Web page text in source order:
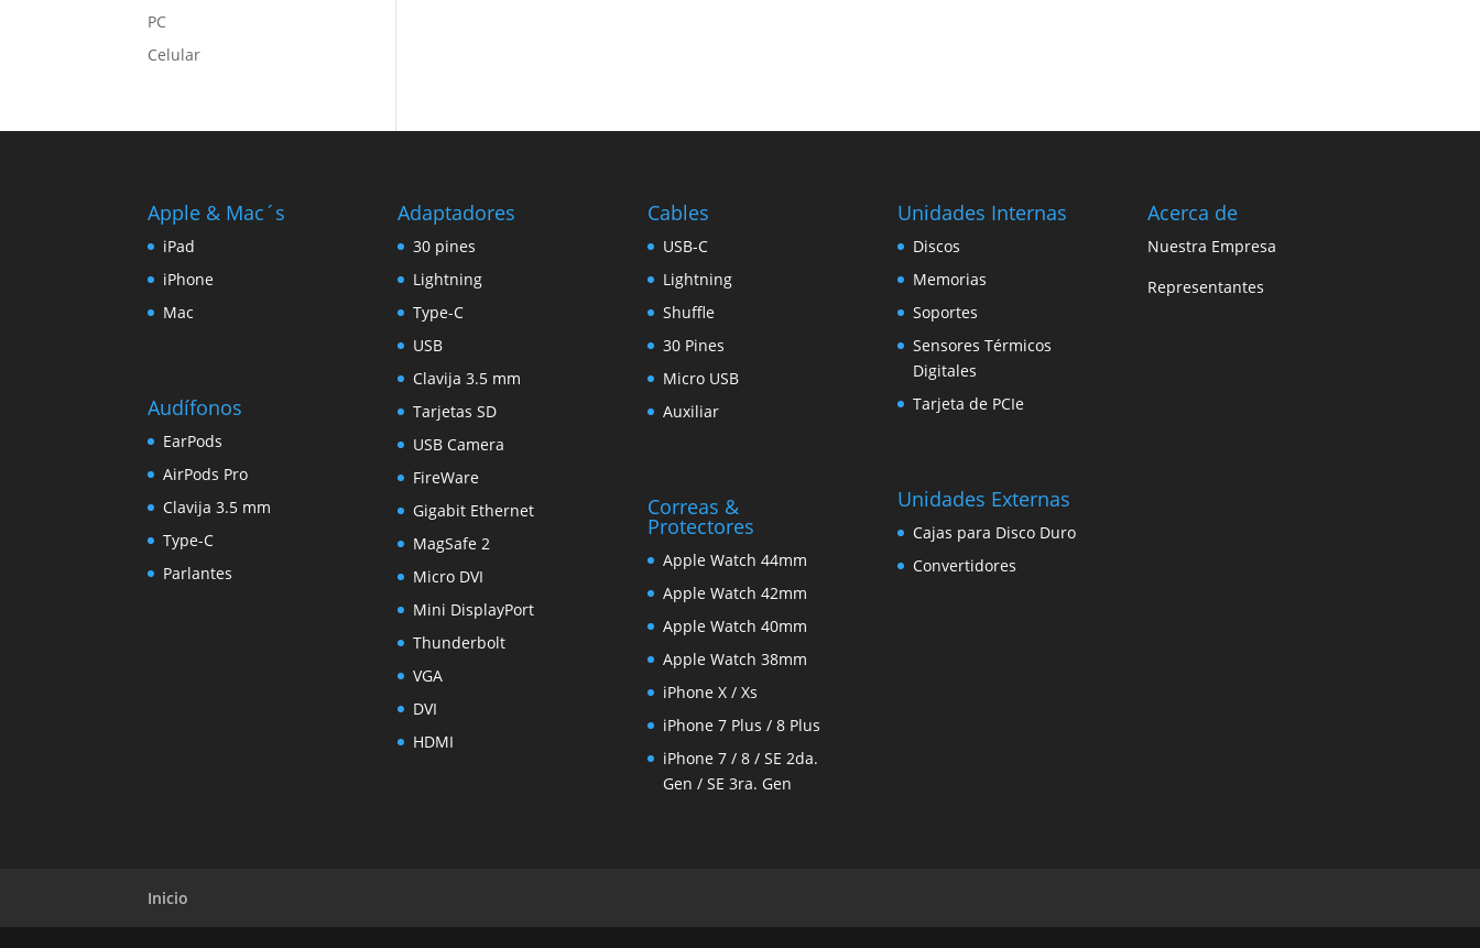
PC
Celular
Apple & Mac´s
iPad
iPhone
Mac
Audífonos
EarPods
AirPods Pro
Clavija 3.5 mm
Type-C
Parlantes
Adaptadores
30 pines
Lightning
Type-C
USB
Clavija 3.5 mm
Tarjetas SD
USB Camera
FireWare
Gigabit Ethernet
MagSafe 2
Micro DVI
Mini DisplayPort
Thunderbolt
VGA
DVI
HDMI
Cables
USB-C
Lightning
Shuffle
30 Pines
Micro USB
Auxiliar
Correas &
Protectores
Apple Watch 44mm
Apple Watch 42mm
Apple Watch 40mm
Apple Watch 38mm
iPhone X / Xs
iPhone 7 Plus / 8 Plus
iPhone 7 / 8 / SE 2da.
Gen / SE 3ra. Gen
Unidades Internas
Discos
Memorias
Soportes
Sensores Térmicos
Digitales
Tarjeta de PCIe
Unidades Externas
Cajas para Disco Duro
Convertidores
Acerca de
Nuestra Empresa
Representantes
Inicio